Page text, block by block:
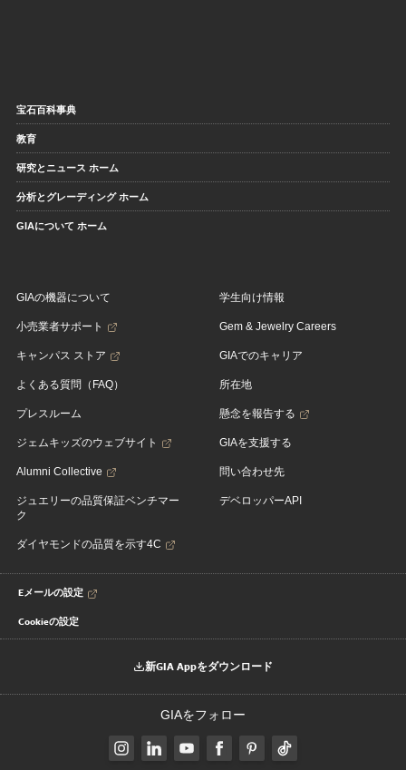
宝石百科事典
教育
研究とニュース ホーム
分析とグレーディング ホーム
GIAについて ホーム
GIAの機器について
小売業者サポート
キャンパス ストア
よくある質問（FAQ）
プレスルーム
ジェムキッズのウェブサイト
Alumni Collective
ジュエリーの品質保証ベンチマー
ク
ダイヤモンドの品質を示す4C
学生向け情報
Gem & Jewelry Careers
GIAでのキャリア
所在地
懸念を報告する
GIAを支援する
問い合わせ先
デベロッパーAPI
Eメールの設定
Cookieの設定
新GIA Appをダウンロード
GIAをフォロー